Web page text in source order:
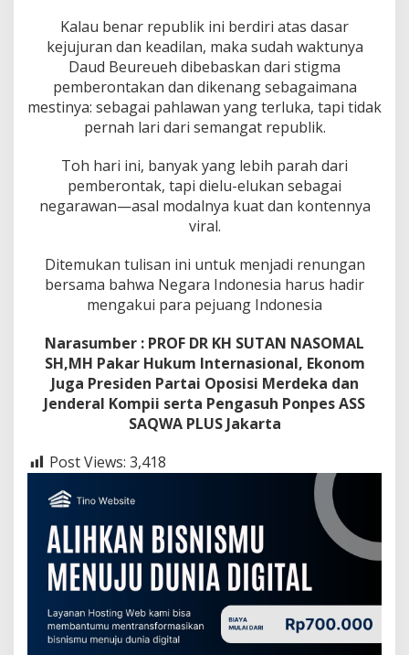
Kalau benar republik ini berdiri atas dasar
kejujuran dan keadilan, maka sudah waktunya
Daud Beureueh dibebaskan dari stigma
pemberontakan dan dikenang sebagaimana
mestinya: sebagai pahlawan yang terluka, tapi tidak
pernah lari dari semangat republik.
Toh hari ini, banyak yang lebih parah dari
pemberontak, tapi dielu-elukan sebagai
negarawan—asal modalnya kuat dan kontennya
viral.
Ditemukan tulisan ini untuk menjadi renungan
bersama bahwa Negara Indonesia harus hadir
mengakui para pejuang Indonesia
Narasumber : PROF DR KH SUTAN NASOMAL
SH,MH Pakar Hukum Internasional, Ekonom
Juga Presiden Partai Oposisi Merdeka dan
Jenderal Kompii serta Pengasuh Ponpes ASS
SAQWA PLUS Jakarta
Post Views: 3,418